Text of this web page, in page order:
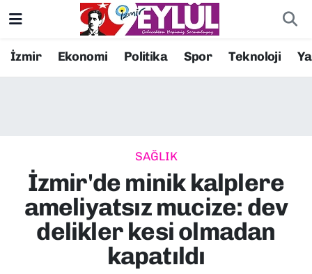
İzmir Ekonomi Politika Spor Teknoloji
SAĞLIK
İzmir'de minik kalplere
ameliyatsız mucize: dev
delikler kesi olmadan
kapatıldı
Resmi İlanlar
EKONOMİ
KÜLTÜR SANAT
Konak Nöbetçi Eczaneler
Süper Lig Puan Durumu ve Fikstür
Tüm Manşetler
Son Dakika Haberleri
Haber Arşivi